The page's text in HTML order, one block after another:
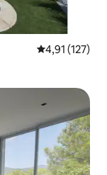
Priemerné
4,91 (127)